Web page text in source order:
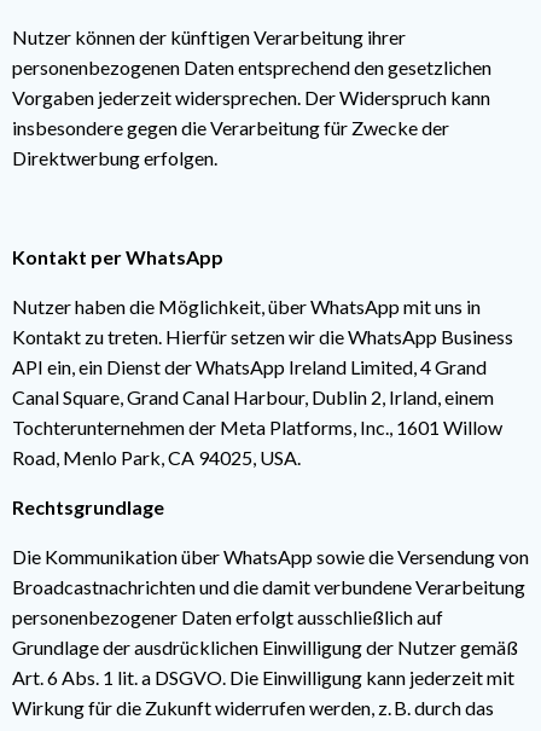
Nutzer können der künftigen Verarbeitung ihrer
personenbezogenen Daten entsprechend den gesetzlichen
Vorgaben jederzeit widersprechen. Der Widerspruch kann
insbesondere gegen die Verarbeitung für Zwecke der
Direktwerbung erfolgen.
Kontakt per WhatsApp
Nutzer haben die Möglichkeit, über WhatsApp mit uns in
Kontakt zu treten. Hierfür setzen wir die WhatsApp Business
API ein, ein Dienst der WhatsApp Ireland Limited, 4 Grand
Canal Square, Grand Canal Harbour, Dublin 2, Irland, einem
Tochterunternehmen der Meta Platforms, Inc., 1601 Willow
Road, Menlo Park, CA 94025, USA.
Rechtsgrundlage
Die Kommunikation über WhatsApp sowie die Versendung von
Broadcastnachrichten und die damit verbundene Verarbeitung
personenbezogener Daten erfolgt ausschließlich auf
Grundlage der ausdrücklichen Einwilligung der Nutzer gemäß
Art. 6 Abs. 1 lit. a DSGVO. Die Einwilligung kann jederzeit mit
Wirkung für die Zukunft widerrufen werden, z. B. durch das